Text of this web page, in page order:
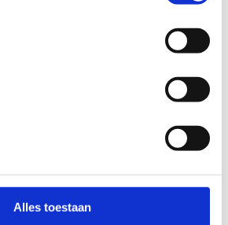
Alles toestaan
de kwaliteit van de routes in kaart